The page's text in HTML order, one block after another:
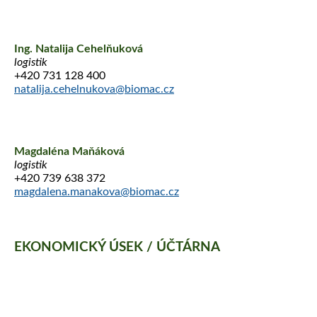
Ing. Natalija Cehelňuková
logistik
+420 731 128 400
natalija.cehelnukova@biomac.cz
Magdaléna Maňáková
logistik
+420 739 638 372
magdalena.manakova@biomac.cz
EKONOMICKÝ ÚSEK / ÚČTÁRNA